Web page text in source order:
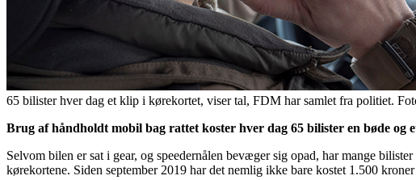
65 bilister hver dag et klip i kørekortet, viser tal, FDM har samlet fra politiet.
Brug af håndholdt mobil bag rattet koster hver dag 65 bilister en bøde
Selvom bilen er sat i gear, og speedernålen bevæger sig opad, har mange
kørekortene. Siden september 2019 har det nemlig ikke bare kostet 1.500